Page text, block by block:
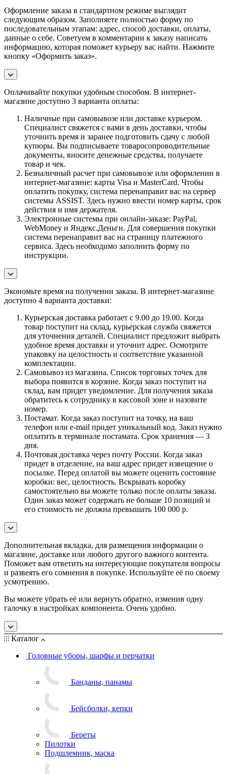
Оформление заказа в стандартном режиме выглядит
следующим образом. Заполняете полностью форму по
последовательным этапам: адрес, способ доставки, оплаты,
данные о себе. Советуем в комментарии к заказу написать
информацию, которая поможет курьеру вас найти. Нажмите
кнопку «Оформить заказ».
Оплачивайте покупки удобным способом. В интернет-
магазине доступно 3 варианта оплаты:
Наличные при самовывозе или доставке курьером.
Специалист свяжется с вами в день доставки, чтобы
уточнить время и заранее подготовить сдачу с любой
купюры. Вы подписываете товаросопроводительные
документы, вносите денежные средства, получаете
товар и чек.
Безналичный расчет при самовывозе или оформлении в
интернет-магазине: карты Visa и MasterCard. Чтобы
оплатить покупку, система перенаправит вас на сервер
системы ASSIST. Здесь нужно ввести номер карты, срок
действия и имя держателя.
Электронные системы при онлайн-заказе: PayPal,
WebMoney и Яндекс.Деньги. Для совершения покупки
система перенаправит вас на страницу платежного
сервиса. Здесь необходимо заполнить форму по
инструкции.
Экономьте время на получении заказа. В интернет-магазине
доступно 4 варианта доставки:
Курьерская доставка работает с 9.00 до 19.00. Когда
товар поступит на склад, курьерская служба свяжется
для уточнения деталей. Специалист предложит выбрать
удобное время доставки и уточнит адрес. Осмотрите
упаковку на целостность и соответствие указанной
комплектации.
Самовывоз из магазина. Список торговых точек для
выбора появится в корзине. Когда заказ поступит на
склад, вам придет уведомление. Для получения заказа
обратитесь к сотруднику в кассовой зоне и назовите
номер.
Постамат. Когда заказ поступит на точку, на ваш
телефон или e-mail придет уникальный код. Заказ нужно
оплатить в терминале постамата. Срок хранения — 3
дня.
Почтовая доставка через почту России. Когда заказ
придет в отделение, на ваш адрес придет извещение о
посылке. Перед оплатой вы можете оценить состояние
коробки: вес, целостность. Вскрывать коробку
самостоятельно вы можете только после оплаты заказа.
Один заказ может содержать не больше 10 позиций и
его стоимость не должна превышать 100 000 р.
Дополнительная вкладка, для размещения информации о
магазине, доставке или любого другого важного контента.
Поможет вам ответить на интересующие покупателя вопросы
и развеять его сомнения в покупке. Используйте её по своему
усмотрению.
Вы можете убрать её или вернуть обратно, изменив одну
галочку в настройках компонента. Очень удобно.
Каталог
Головные уборы, шарфы и перчатки
Банданы, панамы
Бейсболки, кепки
Береты
Пилотки
Подшлемник, маска